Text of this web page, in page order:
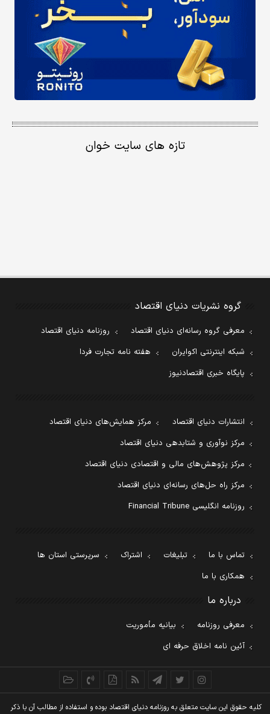
تازه های سایت خوان
گروه نشریات دنیای اقتصاد
معرفی گروه رسانه‌ای دنیای اقتصاد
روزنامه دنیای اقتصاد
شبکه اینترنتی اکوایران
هفته نامه تجارت فردا
پایگاه خبری اقتصادنیوز
انتشارات دنیای اقتصاد
مرکز همایش‌های دنیای اقتصاد
مرکز نوآوری و شتابدهی دنیای اقتصاد
مرکز پژوهش‌های مالی و اقتصادی دنیای اقتصاد
مرکز راه حل‌های رسانه‌ای دنیای اقتصاد
روزنامه انگلیسی Financial Tribune
تماس با ما تبلیغات اشتراک
سرپرستی استان ها
همکاری با ما
درباره ما
معرفی روزنامه
بیانیه مأموریت
آئین نامه اخلاق حرفه ای
کليه حقوق اين سايت متعلق به روزنامه دنيای اقتصاد بوده و استفاده از مطالب آن با ذکر